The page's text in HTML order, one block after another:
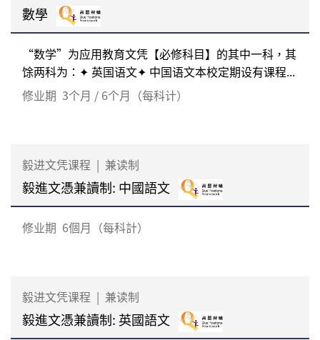
數學
“数学”为应用教育文凭【必修科目】的其中一科，其
馀两科为：✦ 英国语文✦ 中国语文本校定期设有课程...
修业期 3个月 / 6个月（每科计）
毅进文凭课程 | 兼读制
毅進文憑兼讀制: 中國語文
修业期 6個月（每科計）
毅进文凭课程 | 兼读制
毅進文憑兼讀制: 英國語文